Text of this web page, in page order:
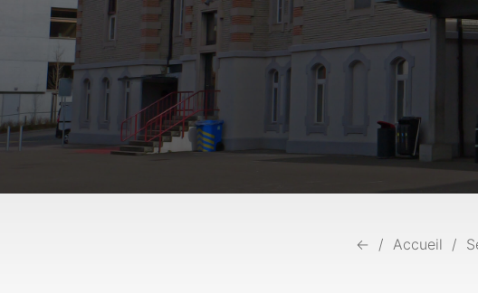
← Accueil